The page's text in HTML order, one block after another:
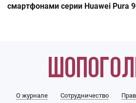
смартфонами серии Huawei Pura
О журнале Сотрудничество